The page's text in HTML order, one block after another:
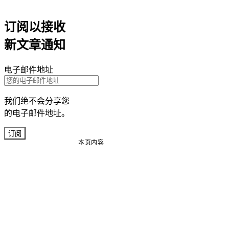
本页内容
订阅以接收
新文章通知
电子邮件地址
我们绝不会分享您
的电子邮件地址。
订阅